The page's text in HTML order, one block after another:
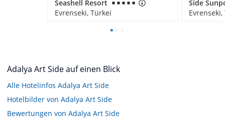
Seashell Resort
Evrenseki, Türkei
Adalya Art Side auf einen Blick
Alle Hotelinfos Adalya Art Side
Hotelbilder von Adalya Art Side
Bewertungen von Adalya Art Side